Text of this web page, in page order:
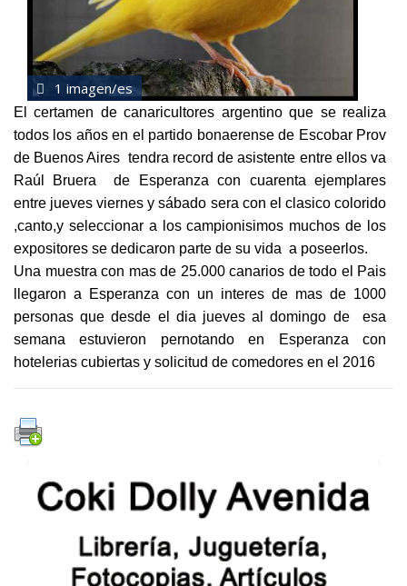
1 imagen/es
El certamen de canaricultores argentino que se realiza
todos los años en el partido bonaerense de Escobar Prov
de Buenos Aires tendra record de asistente entre ellos va
Raúl Bruera de Esperanza con cuarenta ejemplares
entre jueves viernes y sábado sera con el clasico colorido
,canto,y seleccionar a los campionisimos muchos de los
expositores se dedicaron parte de su vida a poseerlos.
Una muestra con mas de 25.000 canarios de todo el Pais
llegaron a Esperanza con un interes de mas de 1000
personas que desde el dia jueves al domingo de esa
semana estuvieron pernotando en Esperanza con
hotelerias cubiertas y solicitud de comedores en el 2016